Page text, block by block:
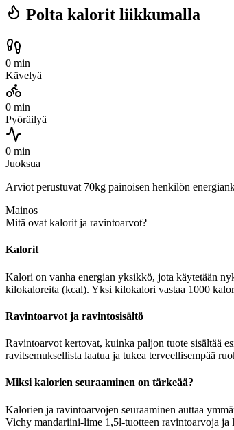
Polta kalorit liikkumalla
0 min
Kävelyä
0 min
Pyöräilyä
0 min
Juoksua
Arviot perustuvat 70kg painoisen henkilön
Mainos
Mitä ovat kalorit ja ravintoarvot?
Kalorit
Kalori on vanha energian yksikkö, jota käytetään
kilokaloreita (kcal). Yksi kilokalori vastaa 1000
Ravintoarvot ja ravintosisältö
Ravintoarvot kertovat, kuinka paljon tuote sisältää
ravitsemuksellista laatua ja tukea terveellisempää
Miksi kalorien seuraaminen on tärkeää?
Kalorien ja ravintoarvojen seuraaminen auttaa
Vichy mandariini-lime 1,5l-tuotteen ravintoarvoja